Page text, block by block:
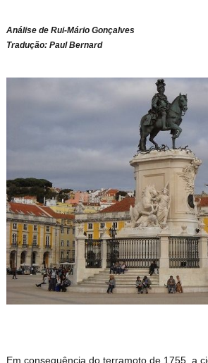
Análise de Rui-Mário Gonçalves
Tradução: Paul Bernard
Em consequência do terramoto de 1755, a